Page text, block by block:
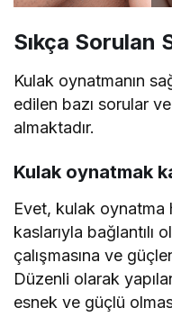
Sıkça Sorulan
Kulak oynatmanın
edilen bazı sorular
almaktadır.
Kulak oynatmak
Evet, kulak
kaslarıyla bağlantılı
çalışmasına ve
Düzenli olarak
esnek ve güçlü